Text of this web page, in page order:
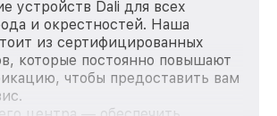
устройств Dali для всех
и окрестностей. Наша
из сертифицированных
которые постоянно повышают
чтобы предоставить вам